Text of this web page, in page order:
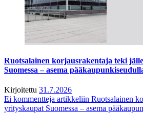
Ruotsalainen korjausrakentaja teki
Suomessa – asema
Kirjoitettu 31.7.2026
Ei kommentteja artikkeliin Ruotsalainen
yrityskaupat Suomessa – asema